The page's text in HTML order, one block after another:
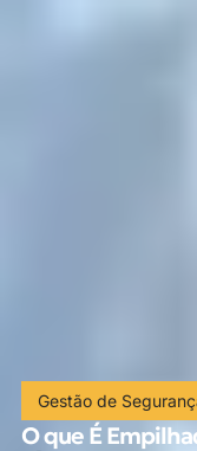
Gestão de
O que É